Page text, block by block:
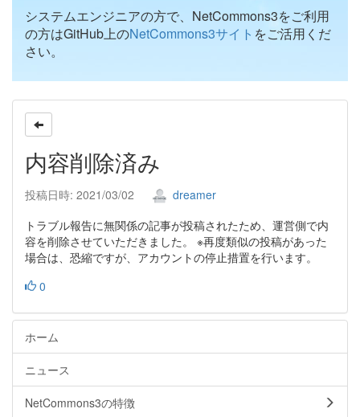
システムエンジニアの方で、NetCommons3をご利用
の方はGitHub上のNetCommons3サイト をご活用くだ
さい。
内容削除済み
投稿日時: 2021/03/02
dreamer
トラブル報告に無関係の記事が投稿されたため、運営側で内
容を削除させていただきました。 ※再度類似の投稿があった
場合は、恐縮ですが、アカウントの停止措置を行います。
0
ホーム
ニュース
NetCommons3の特徴